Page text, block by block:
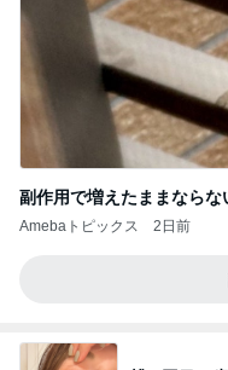
副作用で増えたままならな
Amebaトピックス 2日前